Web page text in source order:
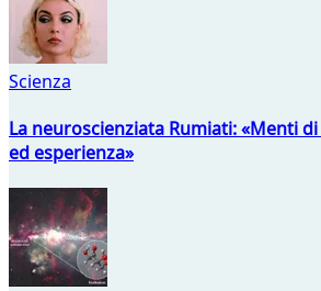
Scienza
La neuroscienziata Rumiati: «Menti
ed esperienza»